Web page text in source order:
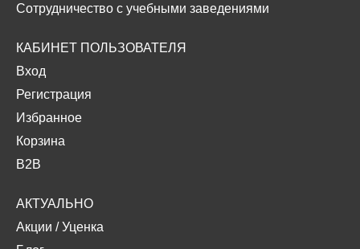
Сотрудничество с учебными заведениями
КАБИНЕТ ПОЛЬЗОВАТЕЛЯ
Вход
Регистрация
Избранное
Корзина
B2B
АКТУАЛЬНО
Акции /Уценка